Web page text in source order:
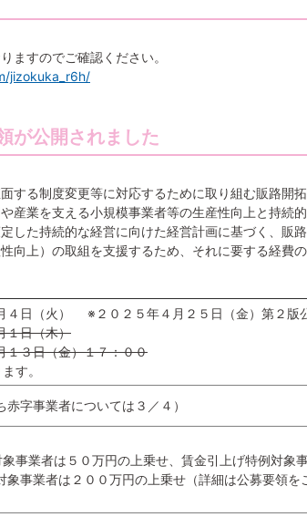
ますのでご確認ください。
jizokuka_r6h/
が公開されました
する制度変更等に対応するために取り組む販路開
産業を支える小規模事業者等の生産性向上と持続
した持続的な経営に向けた経営計画に基づく、販
向上）の取組を支援するため、それに要する経費
４日（火） ※２０２５年４月２５日（金）第２版
１日（木）
１３日（金）１７：００
す。
字事業者については３／４）
事業者は５０万円の上乗せ、賃金引上げ特例対象
象事業者は２００万円の上乗せ（詳細は公募要領を